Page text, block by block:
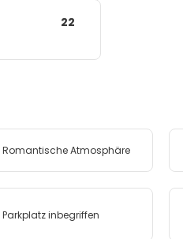
22
Romantische Atmosphäre
Parkplatz inbegriffen